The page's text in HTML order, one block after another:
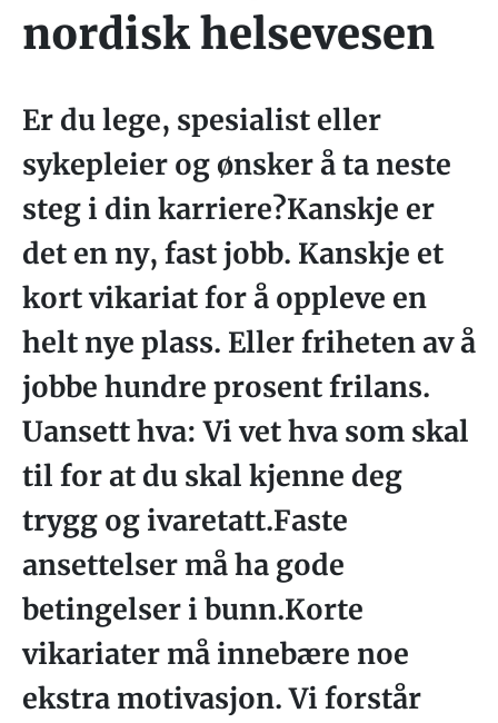
nordisk helsevesen
Er du lege, spesialist eller
sykepleier og ønsker å ta neste
steg i din karriere?Kanskje er
det en ny, fast jobb. Kanskje et
kort vikariat for å oppleve en
helt nye plass. Eller friheten av å
jobbe hundre prosent frilans.
Uansett hva: Vi vet hva som skal
til for at du skal kjenne deg
trygg og ivaretatt.Faste
ansettelser må ha gode
betingelser i bunn.Korte
vikariater må innebære noe
ekstra motivasjon. Vi forstår